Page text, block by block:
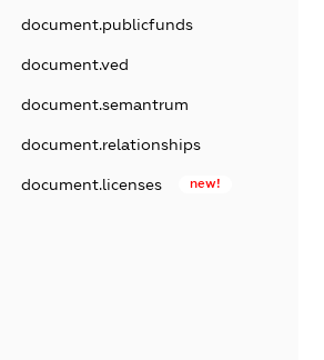
document.publicfunds
document.ved
document.semantrum
document.relationships
document.licenses new!